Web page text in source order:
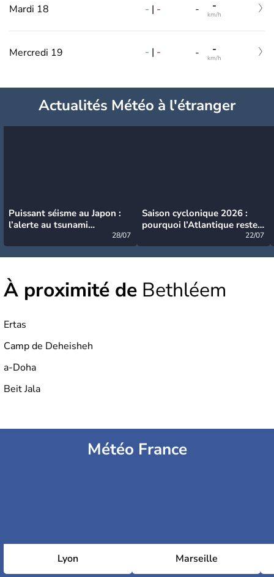
Mardi 18 - | - - -
km/h
Mercredi 19 - | - - -
km/h
Actualités Météo à l'étranger
Puissant séisme au Japon :
l’alerte au tsunami
28/07
Saison cyclonique 2026 :
pourquoi l’Atlantique reste
22/07
À proximité de Bethléem
Ertas
Camp de Deheisheh
a-Doha
Beit Jala
Météo France
Lyon Marseille